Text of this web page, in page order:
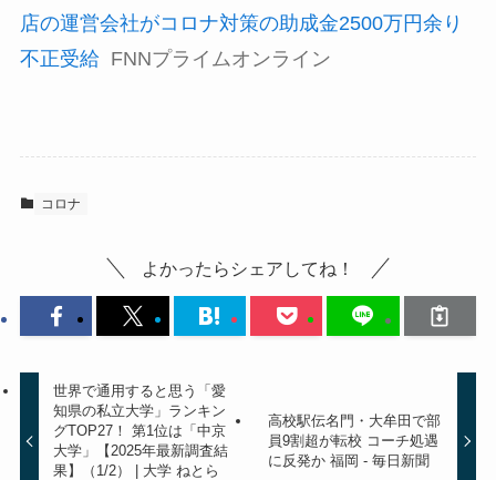
店の運営会社がコロナ対策の助成金2500万円余り
不正受給 FNNプライムオンライン
コロナ
よかったらシェアしてね！
世界で通用すると思う「愛
知県の私立大学」ランキン
グTOP27！ 第1位は「中京
大学」【2025年最新調査結
果】（1/2） | 大学 ねとら
高校駅伝名門・大牟田で部
員9割超が転校 コーチ処遇
に反発か 福岡 - 毎日新聞